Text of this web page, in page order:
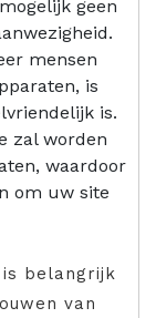
geen
mensen
is
is.
zal worden
waardoor
om uw site
belangrijk
van